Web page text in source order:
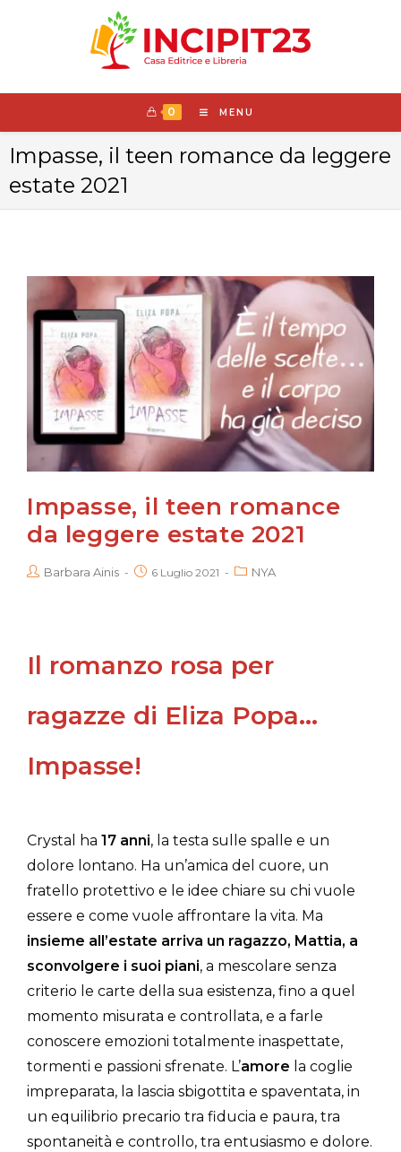
0 MENU
Impasse, il teen romance da leggere
estate 2021
Impasse, il teen romance
da leggere estate 2021
Barbara Ainis 6 Luglio 2021 NYA
Il romanzo rosa per
ragazze di Eliza Popa…
Impasse!
Crystal ha 17 anni, la testa sulle spalle e un
dolore lontano. Ha un’amica del cuore, un
fratello protettivo e le idee chiare su chi vuole
essere e come vuole affrontare la vita. Ma
insieme all’estate arriva un ragazzo, Mattia, a
sconvolgere i suoi piani, a mescolare senza
criterio le carte della sua esistenza, fino a quel
momento misurata e controllata, e a farle
conoscere emozioni totalmente inaspettate,
tormenti e passioni sfrenate. L’amore la coglie
impreparata, la lascia sbigottita e spaventata, in
un equilibrio precario tra fiducia e paura, tra
spontaneità e controllo, tra entusiasmo e dolore.